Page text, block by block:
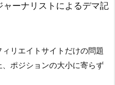
ーナリストによるデマ記
リエイトサイトだけの問題
ポジションの大小に寄らず